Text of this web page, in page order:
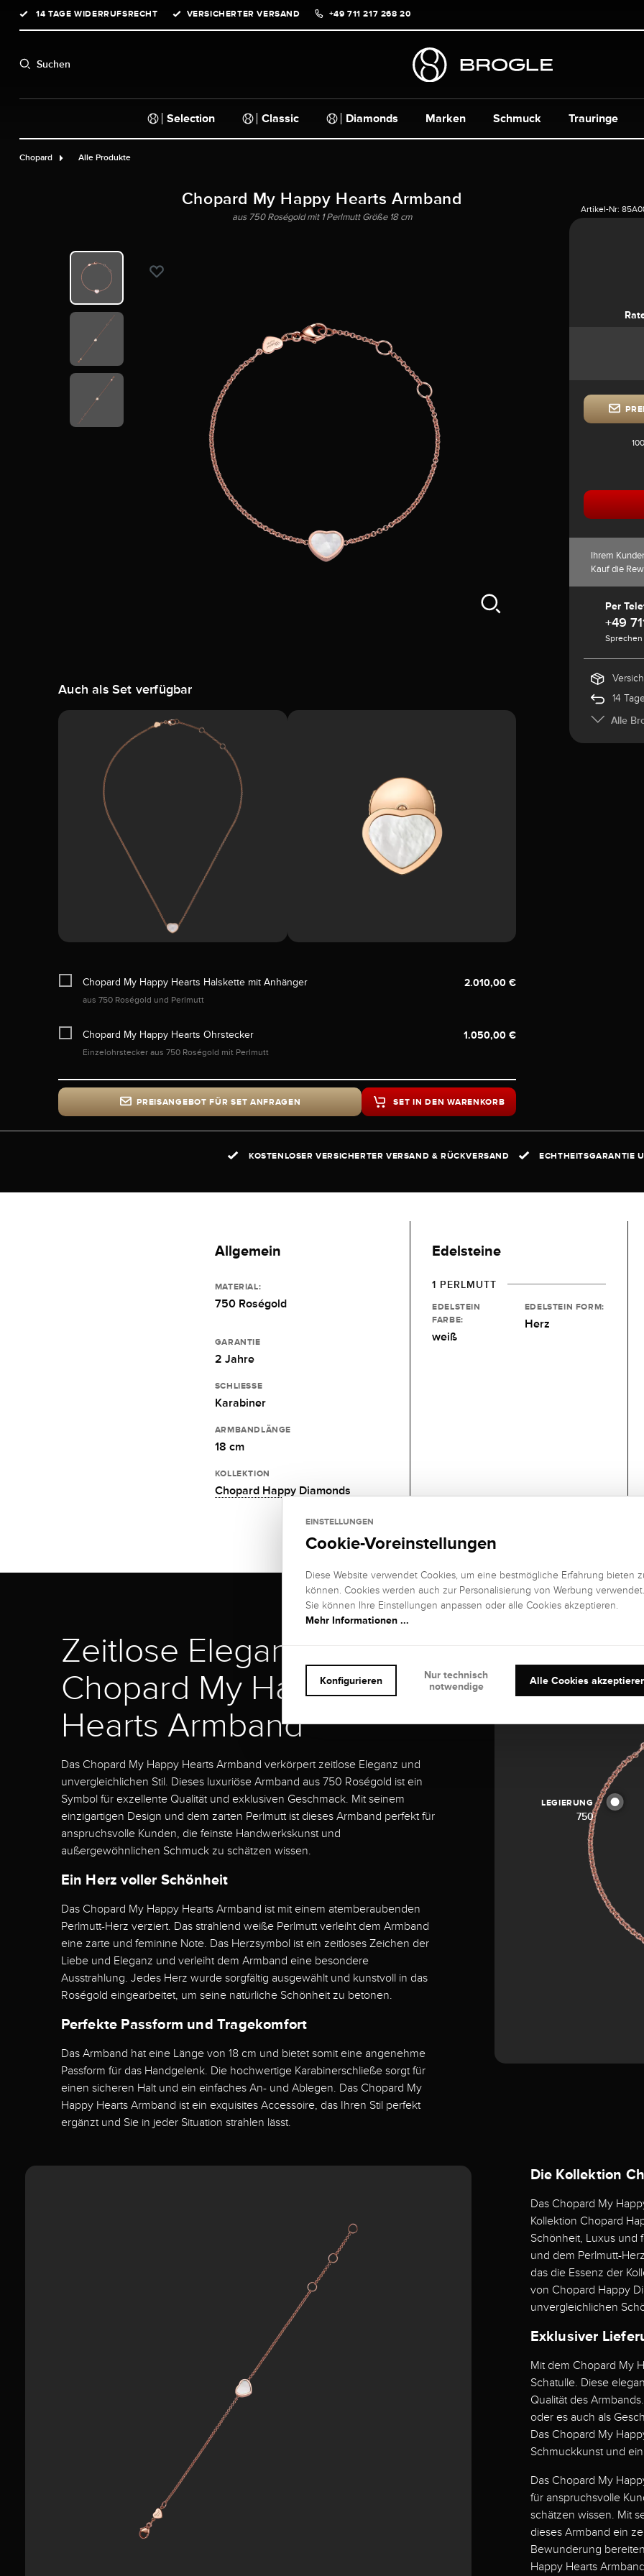
Zur Hauptnavigation springen
14 TAGE WIDERRUFSRECHT VERSICHERTER VERSAND +49 711 217 268 20
Suchen
Selection Classic Diamonds Marken Schmuck Trauringe
Chopard Alle Produkte
Chopard My Happy Hearts Armband
aus 750 Roségold mit 1 Perlmutt Größe 18 cm
Auch als Set verfügbar
Chopard My Happy Hearts Halskette mit Anhänger
aus 750 Roségold und Perlmutt
2.010,00 €
Chopard My Happy Hearts Ohrstecker
Einzelohrstecker aus 750 Roségold mit Perlmutt
1.050,00 €
PREISANGEBOT FÜR SET ANFRAGEN SET IN DEN WARENKORB
Artikel-Nr:
Ihrem
Kauf die
Per
+49
14
Alle
KOSTENLOSER VERSICHERTER VERSAND & RÜCKVERSAND ECHTHEITSGARANTIE
Allgemein
MATERIAL:
750 Roségold
GARANTIE
2 Jahre
SCHLIESSE
Karabiner
ARMBANDLÄNGE
18 cm
KOLLEKTION
Chopard Happy Diamonds
Edelsteine
1 PERLMUTT
EDELSTEIN
FARBE:
weiß
EDELSTEIN FORM:
Herz
Zeitlose Eleganz -
Chopard My Happy
Hearts Armband
Das Chopard My Happy Hearts Armband verkörpert zeitlose Eleganz und
unvergleichlichen Stil. Dieses luxuriöse Armband aus 750 Roségold ist ein
Symbol für exzellente Qualität und exklusiven Geschmack. Mit seinem
einzigartigen Design und dem zarten Perlmutt ist dieses Armband perfekt für
anspruchsvolle Kunden, die feinste Handwerkskunst und
außergewöhnlichen Schmuck zu schätzen wissen.
Ein Herz voller Schönheit
Das Chopard My Happy Hearts Armband ist mit einem atemberaubenden
Perlmutt-Herz verziert. Das strahlend weiße Perlmutt verleiht dem Armband
eine zarte und feminine Note. Das Herzsymbol ist ein zeitloses Zeichen der
Liebe und Eleganz und verleiht dem Armband eine besondere
Ausstrahlung. Jedes Herz wurde sorgfältig ausgewählt und kunstvoll in das
Roségold eingearbeitet, um seine natürliche Schönheit zu betonen.
Perfekte Passform und Tragekomfort
Das Armband hat eine Länge von 18 cm und bietet somit eine angenehme
Passform für das Handgelenk. Die hochwertige Karabinerschließe sorgt für
einen sicheren Halt und ein einfaches An- und Ablegen. Das Chopard My
Happy Hearts Armband ist ein exquisites Accessoire, das Ihren Stil perfekt
ergänzt und Sie in jeder Situation strahlen lässt.
LEGIERUNG
750
Die Kollektion
Das Chopard My
Kollektion Chopard
Schönheit, Luxus und
und dem Perlmutt-
das die Essenz der
von Chopard Happy
unvergleichlichen
Exklusiver
Mit dem Chopard My
Schatulle. Diese
Qualität des
oder es auch als
Das Chopard My
Schmuckkunst und
Das Chopard My
für anspruchsvolle
schätzen wissen. Mit
dieses Armband ein
Bewunderung
Happy Hearts
EINSTELLUNGEN
Cookie-Voreinstellungen
Diese Website verwendet Cookies, um eine bestmögliche Erfahrung bieten
können. Cookies werden auch zur Personalisierung von Werbung verwendet.
Sie können Ihre Einstellungen anpassen oder alle Cookies akzeptieren.
Mehr Informationen ...
Alle Cookies
Konfigurieren
Nur technisch
notwendige